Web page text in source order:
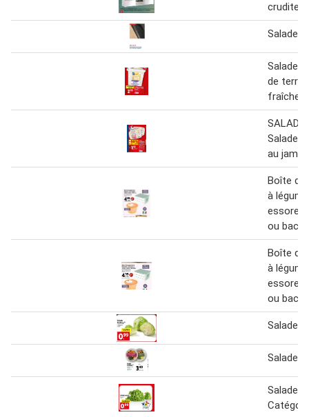
crudites
Salade
Salade
de terre
fraîche
Salade
au
Boîte de
à
ou bac
Boîte de
à
ou bac
Salade
Salade
Salade